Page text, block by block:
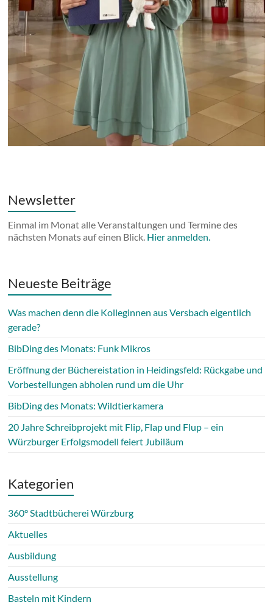
Newsletter
Einmal im Monat alle Veranstaltungen und Termine des
nächsten Monats auf einen Blick. Hier anmelden.
Neueste Beiträge
Was machen denn die Kolleginnen aus Versbach eigentlich
gerade?
BibDing des Monats: Funk Mikros
Eröffnung der Büchereistation in Heidingsfeld: Rückgabe und
Vorbestellungen abholen rund um die Uhr
BibDing des Monats: Wildtierkamera
20 Jahre Schreibprojekt mit Flip, Flap und Flup – ein
Würzburger Erfolgsmodell feiert Jubiläum
Kategorien
360° Stadtbücherei Würzburg
Aktuelles
Ausbildung
Ausstellung
Basteln mit Kindern